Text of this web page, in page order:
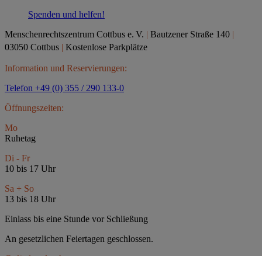
Spenden und helfen!
Menschenrechtszentrum Cottbus e. V. | Bautzener Straße 140 |
03050 Cottbus | Kostenlose Parkplätze
Information und Reservierungen:
Telefon +49 (0) 355 / 290 133-0
Öffnungszeiten:
Mo
Ruhetag
Di - Fr
10 bis 17 Uhr
Sa + So
13 bis 18 Uhr
Einlass bis eine Stunde vor Schließung
An gesetzlichen Feiertagen geschlossen.